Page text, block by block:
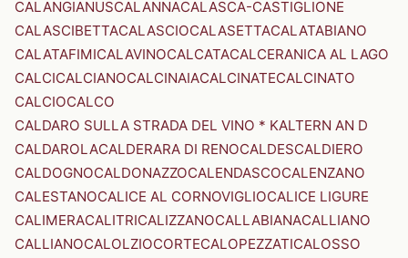
CALANGIANUSCALANNACALASCA-CASTIGLIONE
CALASCIBETTACALASCIOCALASETTACALATABIANO
CALATAFIMICALAVINOCALCATACALCERANICA AL LAGO
CALCICALCIANOCALCINAIACALCINATECALCINATO
CALCIOCALCO
CALDARO SULLA STRADA DEL VINO * KALTERN AN D
CALDAROLACALDERARA DI RENOCALDESCALDIERO
CALDOGNOCALDONAZZOCALENDASCOCALENZANO
CALESTANOCALICE AL CORNOVIGLIOCALICE LIGURE
CALIMERACALITRICALIZZANOCALLABIANACALLIANO
CALLIANOCALOLZIOCORTECALOPEZZATICALOSSO